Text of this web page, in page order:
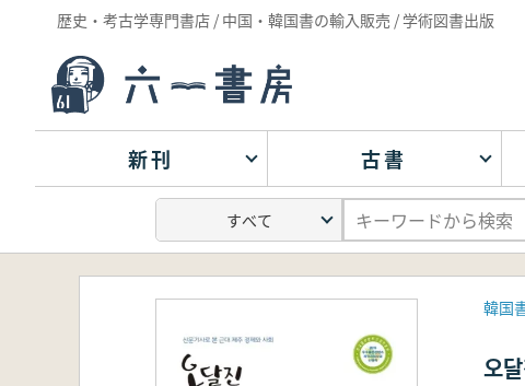
歴史・考古学専門書店 / 中国・韓国書の輸入販売 / 学術図書出版
新刊 古書
韓国
오